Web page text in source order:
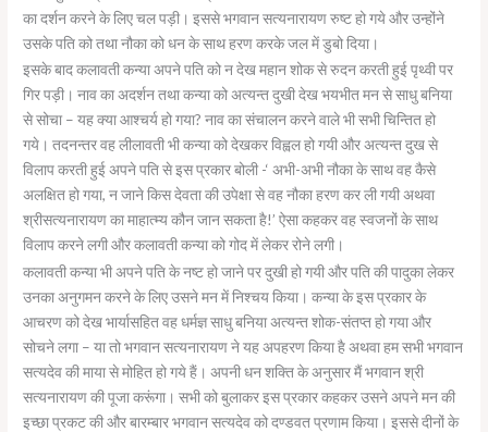
का दर्शन करने के लिए चल पड़ी। इससे भगवान सत्यनारायण रुष्ट हो गये और उन्होंने
उसके पति को तथा नौका को धन के साथ हरण करके जल में डुबो दिया।
इसके बाद कलावती कन्या अपने पति को न देख महान शोक से रुदन करती हुई पृथ्वी पर
गिर पड़ी। नाव का अदर्शन तथा कन्या को अत्यन्त दुखी देख भयभीत मन से साधु बनिया
से सोचा – यह क्या आश्चर्य हो गया? नाव का संचालन करने वाले भी सभी चिन्तित हो
गये। तदनन्तर वह लीलावती भी कन्या को देखकर विह्वल हो गयी और अत्यन्त दुख से
विलाप करती हुई अपने पति से इस प्रकार बोली -‘ अभी-अभी नौका के साथ वह कैसे
अलक्षित हो गया, न जाने किस देवता की उपेक्षा से वह नौका हरण कर ली गयी अथवा
श्रीसत्यनारायण का माहात्म्य कौन जान सकता है!’ ऐसा कहकर वह स्वजनों के साथ
विलाप करने लगी और कलावती कन्या को गोद में लेकर रोने लगी।
कलावती कन्या भी अपने पति के नष्ट हो जाने पर दुखी हो गयी और पति की पादुका लेकर
उनका अनुगमन करने के लिए उसने मन में निश्चय किया। कन्या के इस प्रकार के
आचरण को देख भार्यासहित वह धर्मज्ञ साधु बनिया अत्यन्त शोक-संतप्त हो गया और
सोचने लगा – या तो भगवान सत्यनारायण ने यह अपहरण किया है अथवा हम सभी भगवान
सत्यदेव की माया से मोहित हो गये हैं। अपनी धन शक्ति के अनुसार मैं भगवान श्री
सत्यनारायण की पूजा करूंगा। सभी को बुलाकर इस प्रकार कहकर उसने अपने मन की
इच्छा प्रकट की और बारम्बार भगवान सत्यदेव को दण्डवत प्रणाम किया। इससे दीनों के